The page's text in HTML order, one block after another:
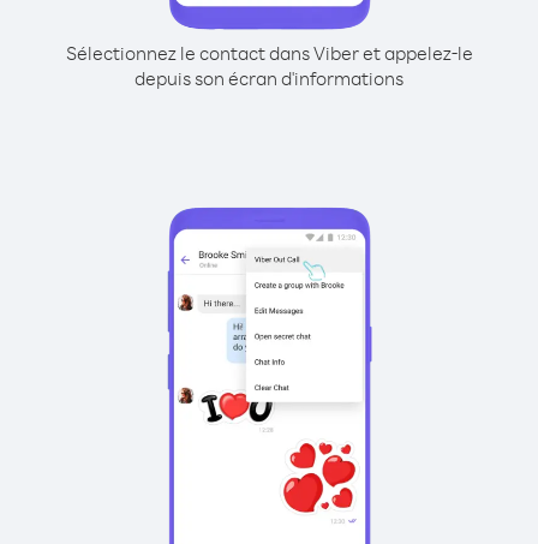
Sélectionnez le contact dans Viber et appelez-le
depuis son écran d'informations